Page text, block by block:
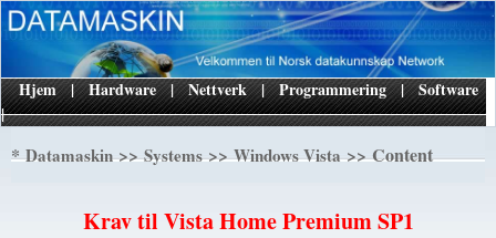
|
Hjem | Hardware | Nettverk | Programmering | Software
*Datamaskin>>Systems>>Windows Vista>> Content
Krav til Vista Home Premium SP1